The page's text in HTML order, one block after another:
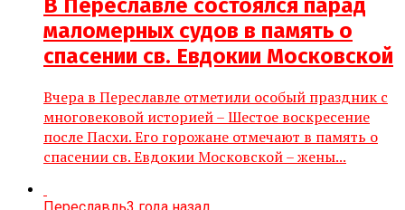
В Переславле состоялся парад
маломерных судов в память о
спасении св. Евдокии Московской
Вчера в Переславле отметили особый праздник с
многовековой историей – Шестое воскресение
после Пасхи. Его горожане отмечают в память о
спасении св. Евдокии Московской – жены...